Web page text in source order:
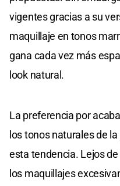
vigentes gracias a su
maquillaje en tonos
gana cada vez más
look natural.
La preferencia por
los tonos naturales de
esta tendencia. Lejos
los maquillajes